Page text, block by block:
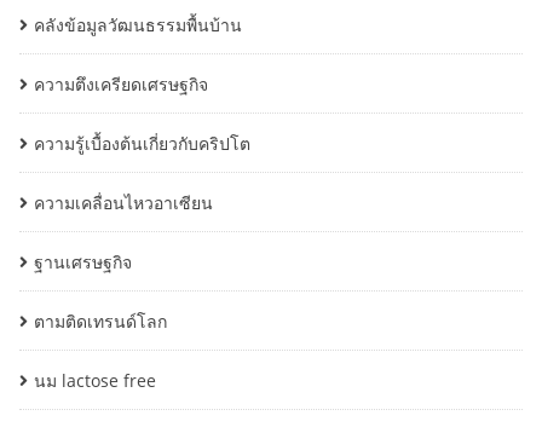
คลังข้อมูลวัฒนธรรมพื้นบ้าน
ความตึงเครียดเศรษฐกิจ
ความรู้เบื้องต้นเกี่ยวกับคริปโต
ความเคลื่อนไหวอาเซียน
ฐานเศรษฐกิจ
ตามติดเทรนด์โลก
นม lactose free